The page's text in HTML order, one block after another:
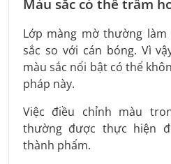
Màu sắc có thể trầm
Lớp màng mờ thường
sắc so với cán bóng. Vì
màu sắc nổi bật có thể
pháp này.
Việc điều chỉnh màu
thường được thực hiện
thành phẩm.